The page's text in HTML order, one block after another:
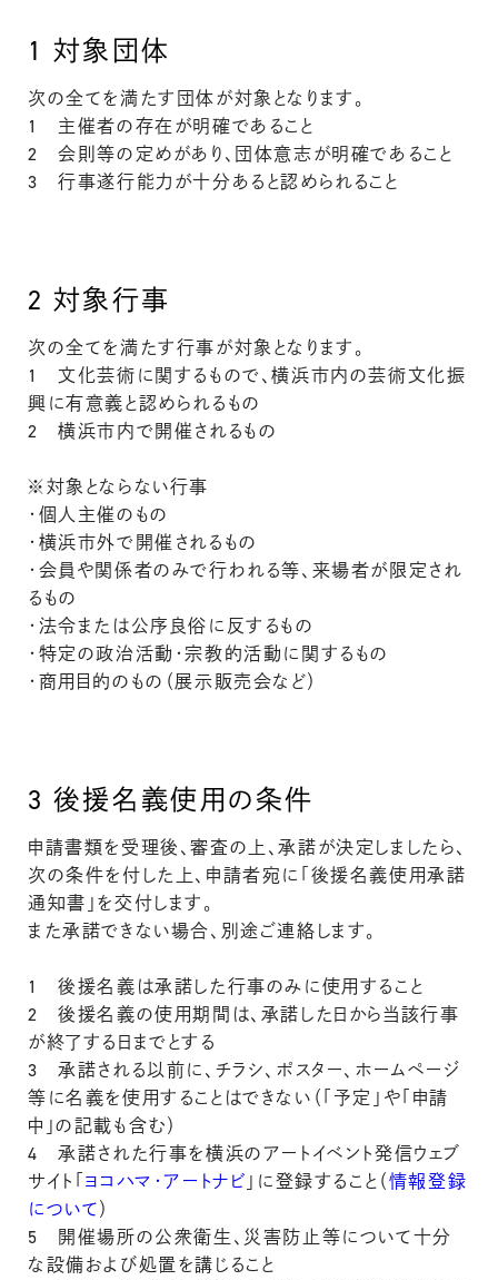
1 対象団体
次の全てを満たす団体が対象となります。
1 主催者の存在が明確であること
2 会則等の定めがあり、団体意志が明確であること
3 行事遂行能力が十分あると認められること
2 対象行事
次の全てを満たす行事が対象となります。
1 文化芸術に関するもので、横浜市内の芸術文化振
興に有意義と認められるもの
2 横浜市内で開催されるもの
※対象とならない行事
・個人主催のもの
・横浜市外で開催されるもの
・会員や関係者のみで行われる等、来場者が限定され
るもの
・法令または公序良俗に反するもの
・特定の政治活動・宗教的活動に関するもの
・商用目的のもの（展示販売会など）
3 後援名義使用の条件
申請書類を受理後、審査の上、承諾が決定しましたら、
次の条件を付した上、申請者宛に「後援名義使用承諾
通知書」を交付します。
また承諾できない場合、別途ご連絡します。
1 後援名義は承諾した行事のみに使用すること
2 後援名義の使用期間は、承諾した日から当該行事
が終了する日までとする
3 承諾される以前に、チラシ、ポスター、ホームページ
等に名義を使用することはできない（「予定」や「申請
中」の記載も含む）
4 承諾された行事を横浜のアートイベント発信ウェブ
サイト「 ヨコハマ・アートナビ 」に登録すること（情報登録
について）
5 開催場所の公衆衛生、災害防止等について十分
な設備および処置を講じること